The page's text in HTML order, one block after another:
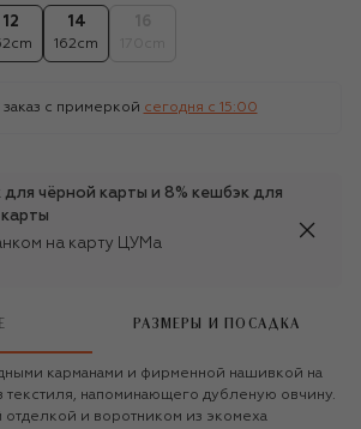
12 14
162cm
с примеркой сегодня c 15:00
для чёрной карты и 8% кешбэк для
на карту ЦУМа
РАЗМЕРЫ И ПОСАДКА
карманами и фирменной нашивкой на
текстиля, напоминающего дубленую овчину.
отделкой и воротником из экомеха